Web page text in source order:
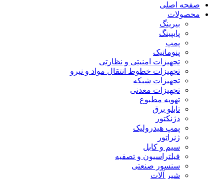
صفحه اصلی
محصولات
بیرینگ
پایپینگ
پمپ
پنوماتیک
تجهیزات امنیتی و نظارتی
تجهیزات خطوط انتقال مواد و نیرو
تجهیزات شبکه
تجهیزات معدنی
تهویه مطبوع
تابلو برق
دژنکتور
پمپ هیدرولیک
ژنراتور
سیم و کابل
فیلتراسیون و تصفیه
سنسور صنعتی
شیر آلات